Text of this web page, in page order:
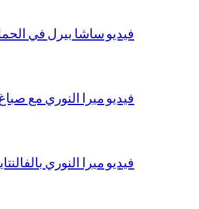
فيديو ساشا بيرل في الحمام +18 كامل
فيديو ميرا النوري مع صباغ البيت +20
فيديو ميرا النوري بالفالنتاين +18 كامل